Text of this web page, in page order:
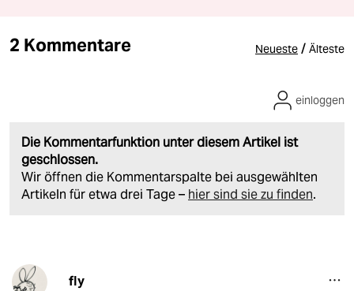
2 Kommentare Neueste / Älteste
Die Kommentarfunktion unter diesem Artikel ist
geschlossen.
Wir öffnen die Kommentarspalte bei ausgewählten
Artikeln für etwa drei Tage – hier sind sie zu finden.
einloggen
fly